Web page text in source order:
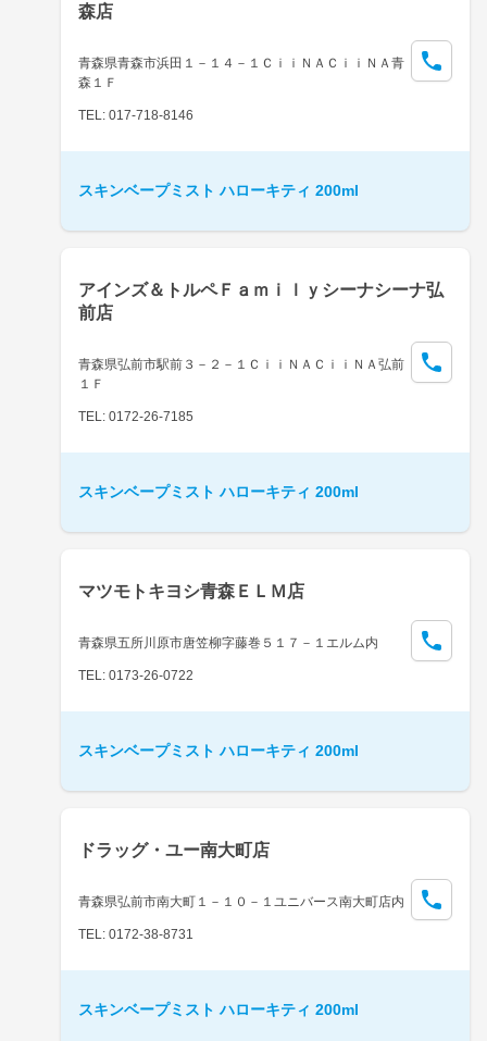
森店
青森県青森市浜田１－１４－１ＣｉｉＮＡＣｉｉＮＡ青
森１Ｆ
TEL: 017-718-8146
スキンベープミスト ハローキティ 200ml
アインズ＆トルペＦａｍｉｌｙシーナシーナ弘
前店
青森県弘前市駅前３－２－１ＣｉｉＮＡＣｉｉＮＡ弘前
１Ｆ
TEL: 0172-26-7185
スキンベープミスト ハローキティ 200ml
マツモトキヨシ青森ＥＬＭ店
青森県五所川原市唐笠柳字藤巻５１７－１エルム内
TEL: 0173-26-0722
スキンベープミスト ハローキティ 200ml
ドラッグ・ユー南大町店
青森県弘前市南大町１－１０－１ユニバース南大町店内
TEL: 0172-38-8731
スキンベープミスト ハローキティ 200ml